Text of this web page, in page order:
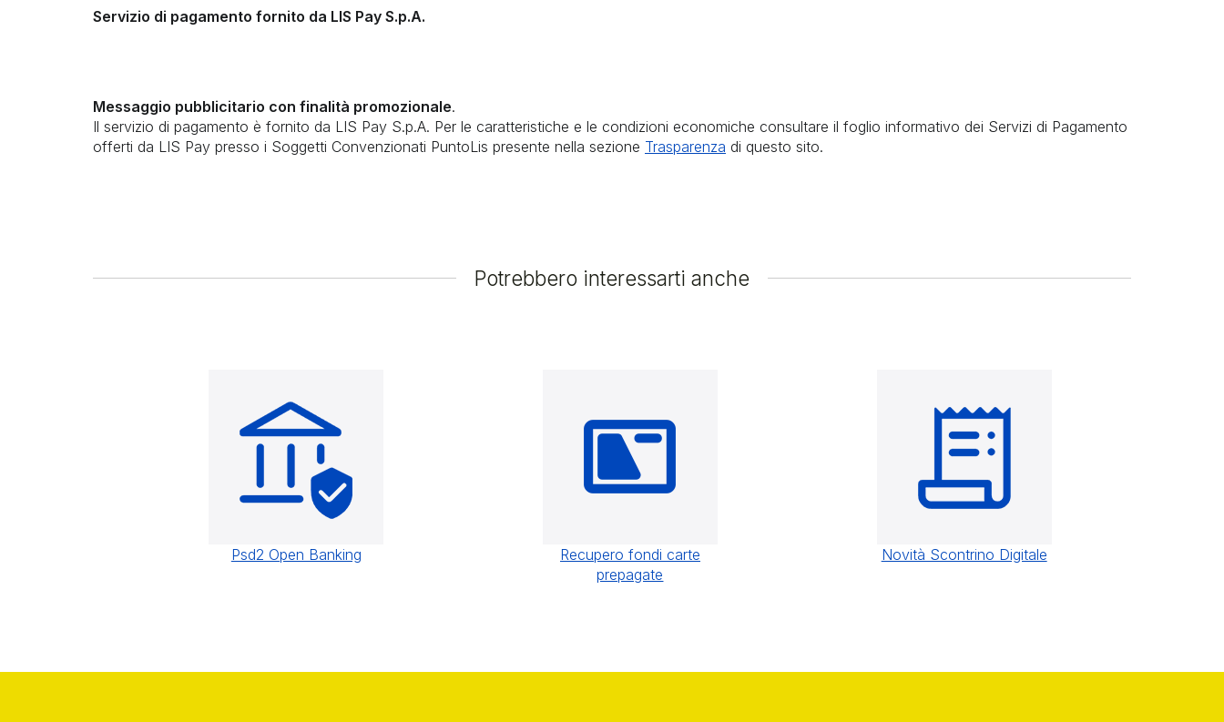
Servizio di pagamento fornito da LIS Pay S.p.A.
Messaggio pubblicitario con finalità promozionale.
Il servizio di pagamento è fornito da LIS Pay S.p.A. Per le caratteristiche e le condizioni economiche consultare il foglio informativo dei Servizi di Pagamento
offerti da LIS Pay presso i Soggetti Convenzionati PuntoLis presente nella sezione Trasparenza di questo sito.
Potrebbero interessarti anche
Psd2 Open Banking
Recupero fondi carte
prepagate
Novità Scontrino Digitale